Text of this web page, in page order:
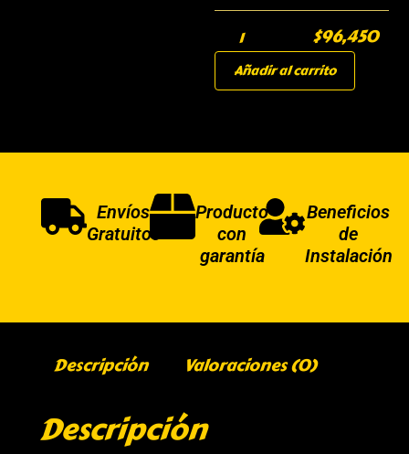
$96,450
Añadir al carrito
Envíos
Gratuitos
Producto
con
garantía
Beneficios
de
Instalación
Descripción Valoraciones (0)
Descripción